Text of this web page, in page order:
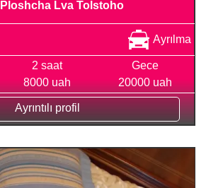
Ploshcha Lva Tolstoho
Ayrılma
2 saat
8000 uah
Gece
20000 uah
Ayrıntılı profil